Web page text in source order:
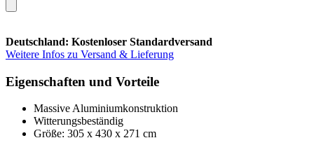
Deutschland: Kostenloser Standardversand
Weitere Infos zu Versand & Lieferung
Eigenschaften und Vorteile
Massive Aluminiumkonstruktion
Witterungsbeständig
Größe: 305 x 430 x 271 cm